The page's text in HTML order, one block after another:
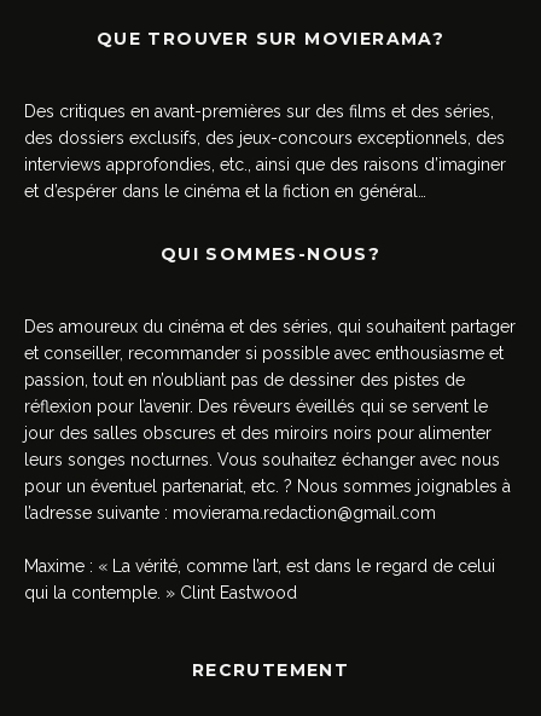
QUE TROUVER SUR MOVIERAMA?
Des critiques en avant-premières sur des films et des séries,
des dossiers exclusifs, des jeux-concours exceptionnels, des
interviews approfondies, etc., ainsi que des raisons d’imaginer
et d’espérer dans le cinéma et la fiction en général…
QUI SOMMES-NOUS?
Des amoureux du cinéma et des séries, qui souhaitent partager
et conseiller, recommander si possible avec enthousiasme et
passion, tout en n’oubliant pas de dessiner des pistes de
réflexion pour l’avenir. Des rêveurs éveillés qui se servent le
jour des salles obscures et des miroirs noirs pour alimenter
leurs songes nocturnes. Vous souhaitez échanger avec nous
pour un éventuel partenariat, etc. ? Nous sommes joignables à
l’adresse suivante : movierama.redaction@gmail.com
Maxime : « La vérité, comme l’art, est dans le regard de celui
qui la contemple. » Clint Eastwood
RECRUTEMENT